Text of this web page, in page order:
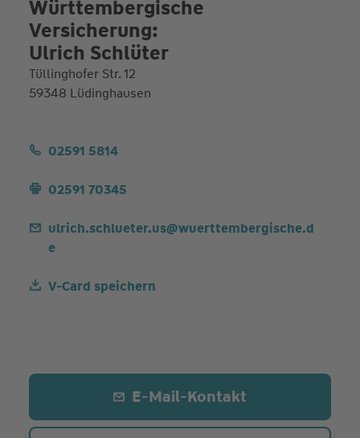
Württembergische
Versicherung:
Ulrich Schlüter
Tüllinghofer Str. 12
59348 Lüdinghausen
02591 5814
02591 70345
ulrich.schlueter.us@wuerttembergische.d
e
V-Card speichern
E-Mail-Kontakt